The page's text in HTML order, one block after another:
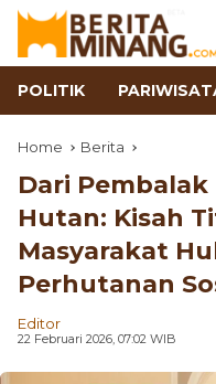
POLITIK
Home Berita
Dari
Hutan: Kisah
Masyarakat
Perhutanan
Editor
22 Februari 2026, 07:02 WIB